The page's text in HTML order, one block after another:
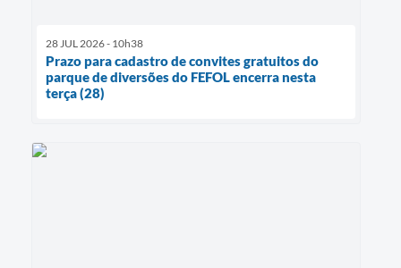
28 JUL 2026 - 10h38
Prazo para cadastro de convites gratuitos do
parque de diversões do FEFOL encerra nesta
terça (28)